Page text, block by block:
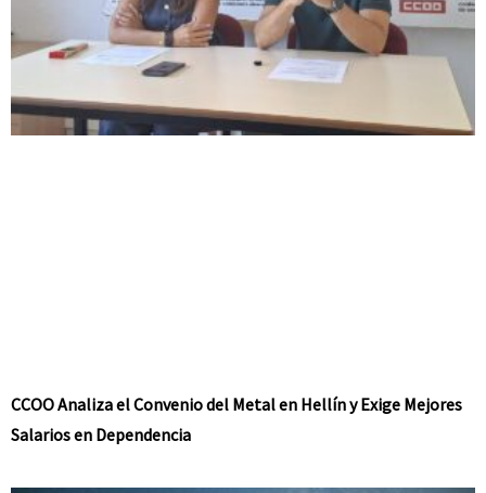
CCOO Analiza el Convenio del Metal en Hellín y Exige Mejores
Salarios en Dependencia